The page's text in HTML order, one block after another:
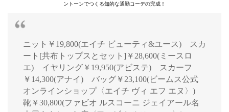
ントーンでつくる知的な通勤コーデの完成！
ニット￥19,800(エイチ ビューティ&ユース) スカ
ート[共布トップスとセット]￥28,600(ミースロ
エ) イヤリング￥19,950(アビステ) スカーフ
￥14,300(アナイ) バッグ￥23,100(ビームス公式
オンラインショップ〈エイチ ヴィ エフ エヌ〉)
靴￥30,800(ファビオ ルスコーニ ジェイアール名